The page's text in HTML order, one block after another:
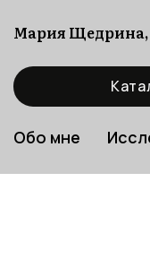
Мария Щедрина,
Обо мне